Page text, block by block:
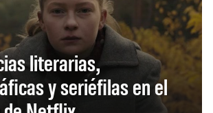
literarias,
y seriéfilas en el